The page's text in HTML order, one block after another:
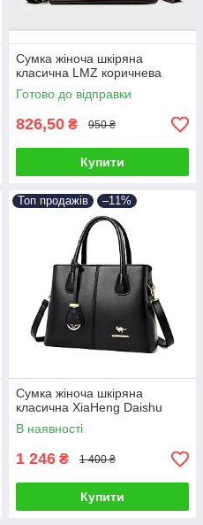
Сумка жіноча шкіряна
класична LMZ коричнева
Готово до відправки
826,50 ₴ 950 ₴
Купити
Топ продажів –11%
Сумка жіноча шкіряна
класична XiaHeng Daishu
В наявності
1 246 ₴ 1 400 ₴
Купити